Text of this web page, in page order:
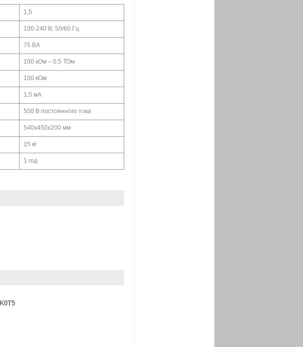
1,5
100-240 В, 50/60 Гц
75 ВА
100 кОм – 0,5 ТОм
100 кОм
1,5 мА
500 В постоянного тока
540х450х200 мм
15 кг
1 год
K0T5